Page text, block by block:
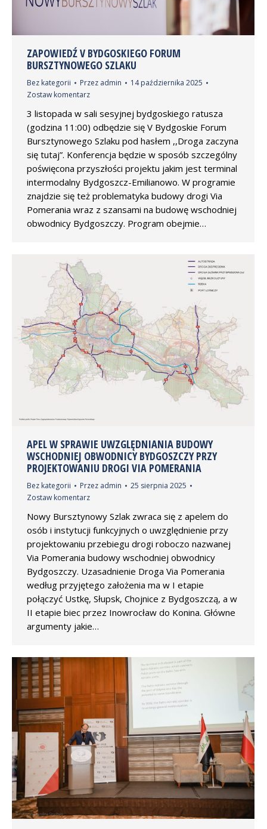
ZAPOWIEDŹ V BYDGOSKIEGO FORUM
BURSZTYNOWEGO SZLAKU
Bez kategorii Przez admin
14 października 2025
Zostaw komentarz
3 listopada w sali sesyjnej bydgoskiego ratusza
(godzina 11:00) odbędzie się V Bydgoskie Forum
Bursztynowego Szlaku pod hasłem ,,Droga zaczyna
się tutaj”. Konferencja będzie w sposób szczególny
poświęcona przyszłości projektu jakim jest terminal
intermodalny Bydgoszcz-Emilianowo. W programie
znajdzie się też problematyka budowy drogi Via
Pomerania wraz z szansami na budowę wschodniej
obwodnicy Bydgoszczy. Program obejmie…
APEL W SPRAWIE UWZGLĘDNIANIA BUDOWY
WSCHODNIEJ OBWODNICY BYDGOSZCZY PRZY
PROJEKTOWANIU DROGI VIA POMERANIA
Bez kategorii Przez admin
25 sierpnia 2025
Zostaw komentarz
Nowy Bursztynowy Szlak zwraca się z apelem do
osób i instytucji funkcyjnych o uwzględnienie przy
projektowaniu przebiegu drogi roboczo nazwanej
Via Pomerania budowy wschodniej obwodnicy
Bydgoszczy. Uzasadnienie Droga Via Pomerania
według przyjętego założenia ma w I etapie
połączyć Ustkę, Słupsk, Chojnice z Bydgoszczą, a w
II etapie biec przez Inowrocław do Konina. Główne
argumenty jakie…